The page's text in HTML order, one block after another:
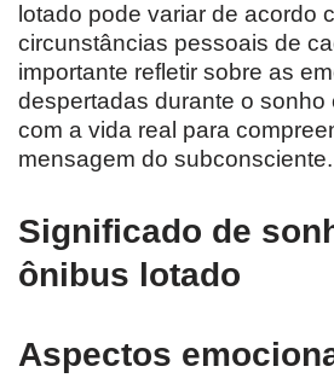
lotado pode variar de acordo
circunstâncias pessoais de
importante refletir sobre as
despertadas durante o sonho
com a vida real para
mensagem do subconsciente.
Significado de
ônibus lotado
Aspectos